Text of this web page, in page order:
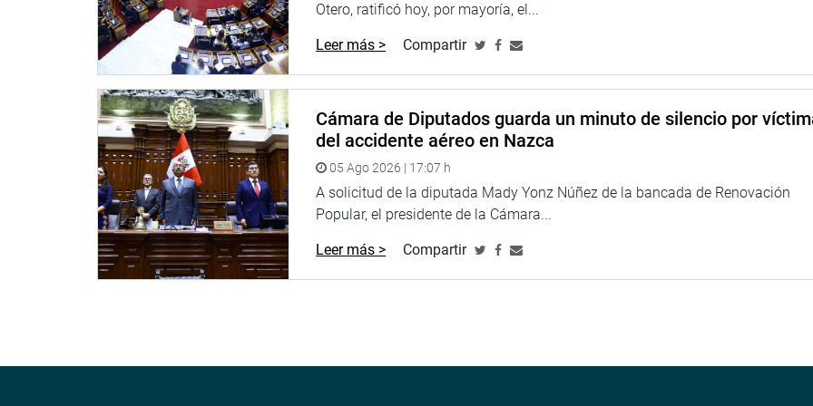
amazónicos que recibieron créditos en forma de plantaciones defectuosas, lo que los dejó endeudados sin
posibilidad de producir. Planteó evaluar un texto sustitutorio que incluya la condonación de deudas originadas
en operaciones fallidas de Agrobanco.
OPINIÓN FAVORABLE
Finalmente, el grupo de trabajo aprobó por mayoría la opinión favorable solicitada por la Comisión de
Constitución y Reglamento respecto del Proyecto de Ley 13280/2025-PE, que propone delegar al Poder Ejecutivo
facultades legislativas en materia de seguridad ciudadana, lucha contra el crimen organizado, crecimiento
económico responsable y fortalecimiento institucional.
OFICINA DE COMUNICACIONES E IMAGEN INSTITUCIONAL
Otero, ratificó hoy, por mayoría, el...
Leer más > Compartir
Cámara de Diputados guarda un minuto de silencio por
del accidente aéreo en Nazca
05 Ago 2026 | 17:07 h
A solicitud de la diputada Mady Yonz Núñez de la bancada de Renovación
Popular, el presidente de la Cámara...
Leer más > Compartir